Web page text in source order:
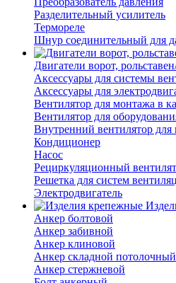
Разделительный усилитель
Термореле
Шнур соединительный для
Двигатели ворот,
Аксессуары для системы
Аксессуары для
Вентилятор для монтажа в
Вентилятор для
Внутренний вентилятор
Кондиционер
Насос
Рециркуляционный
Решетка для систем
Электродвигатель
Анкер болтовой
Анкер забивной
Анкер клиновой
Анкер складной потолочный
Анкер стержневой